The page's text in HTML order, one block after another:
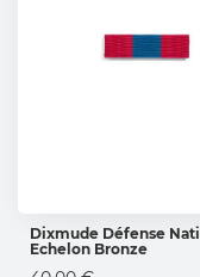
AJOUTER AU
Dixmude Défense
Echelon Bronze